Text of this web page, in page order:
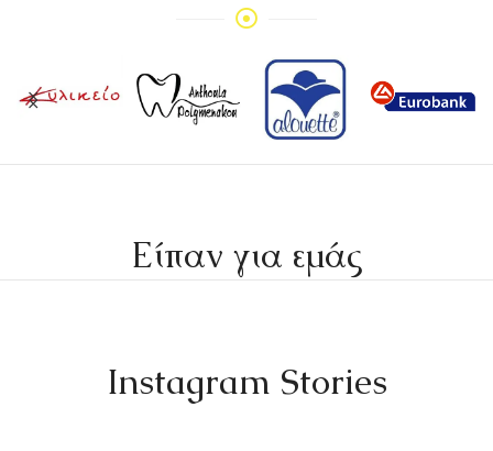
Είπαν για εμάς
Instagram Stories